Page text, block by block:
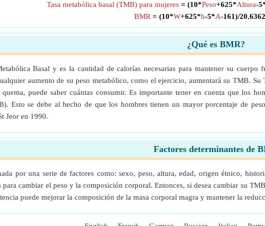
Tasa metabólica basal (TMB) para mujeres = (10*Peso+625*Altura-
BMR = (10*W+625*h-5*A-161)/
¿Qué es BMR?
Basal y es la cantidad de calorías necesarias para mantener su
aumento de su peso metabólico, como el ejercicio, aumentará su TMB.
quema, puede saber cuántas consumir. Es importante tener en cuenta que los
Esto se debe al hecho de que los hombres tienen un mayor porcentaje de
Jeor en 1990.
Factores determinantes de
por una serie de factores como: sexo, peso, altura, edad, origen étnico,
para cambiar el peso y la composición corporal. Entonces, si desea cambiar su
puede mejorar la composición de la masa corporal magra y mantener la